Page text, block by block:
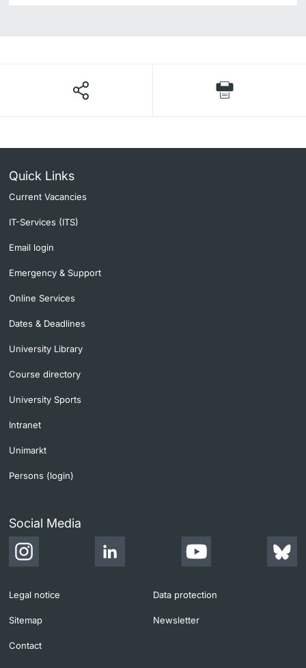
Quick Links
Current Vacancies
IT-Services (ITS)
Email login
Emergency & Support
Online Services
Dates & Deadlines
University Library
Course directory
University Sports
Intranet
Unimarkt
Persons (login)
Social Media
Legal notice Data protection
Sitemap Newsletter
Contact